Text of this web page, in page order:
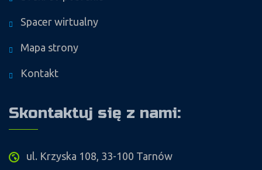
Spacer wirtualny
Mapa strony
Kontakt
Skontaktuj się z nami:
ul. Krzyska 108, 33-100 Tarnów